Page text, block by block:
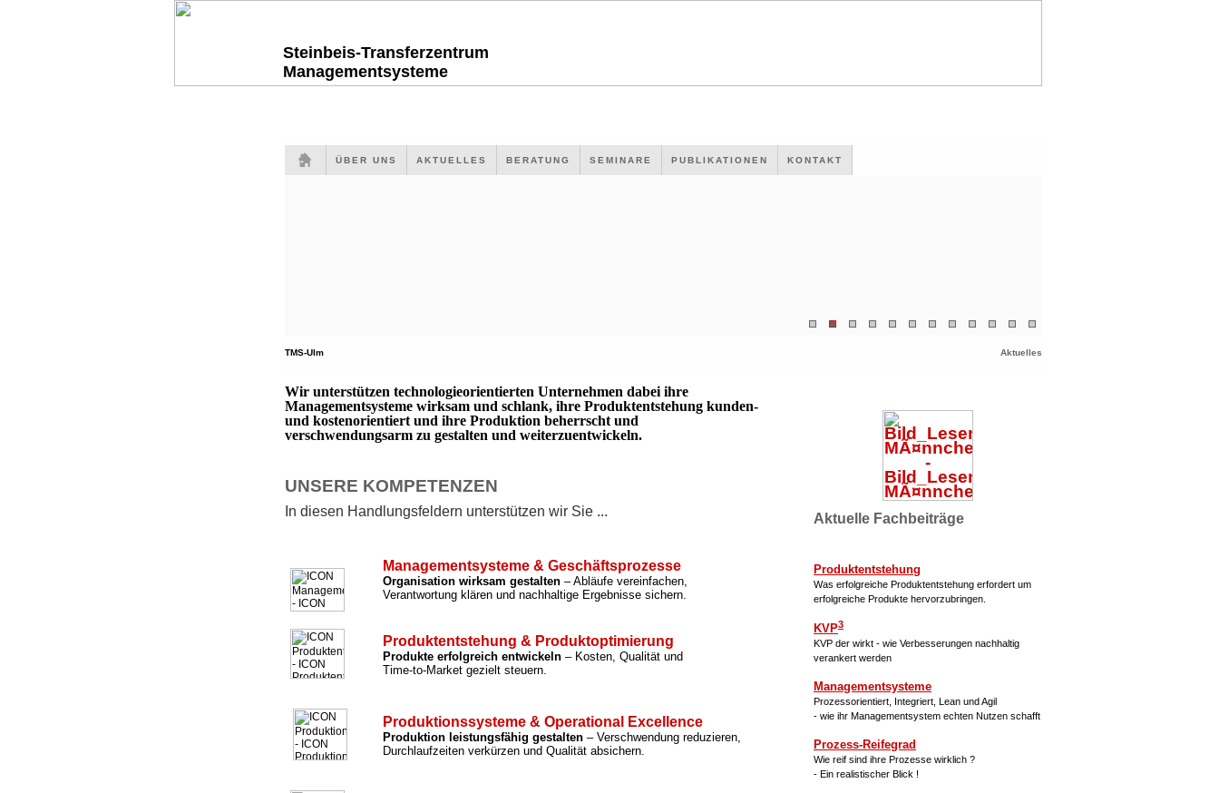
Steinbeis-Transferzentrum
Managementsysteme
ÜBER UNS AKTUELLES BERATUNG SEMINARE PUBLIKATIONEN KONTAKT
TMS-Ulm Aktuelles
Wir unterstützen technologieorientierten Unternehmen dabei ihre
Managementsysteme wirksam und schlank, ihre Produktentstehung kunden-
und kostenorientiert und ihre Produktion beherrscht und
verschwendungsarm zu gestalten und weiterzuentwickeln.
UNSERE KOMPETENZEN
In diesen Handlungsfeldern unterstützen wir Sie ...
Managementsysteme & Geschäftsprozesse
Organisation wirksam gestalten – Abläufe vereinfachen,
Verantwortung klären und nachhaltige Ergebnisse sichern.
Produktentstehung & Produktoptimierung
Produkte erfolgreich entwickeln – Kosten, Qualität und
Time-to-Market gezielt steuern.
Produktionssysteme & Operational Excellence
Produktion leistungsfähig gestalten – Verschwendung reduzieren,
Durchlaufzeiten verkürzen und Qualität absichern.
Aktuelle Fachbeiträge
Produktentstehung
Was erfolgreiche Produktentstehung erfordert um
erfolgreiche Produkte hervorzubringen.
KVP3
KVP der wirkt - wie Verbesserungen nachhaltig
verankert werden
Managementsysteme
Prozessorientiert, Integriert, Lean und Agil
- wie ihr Managementsystem echten Nutzen schafft
Prozess-Reifegrad
Wie reif sind ihre Prozesse wirklich ?
- Ein realistischer Blick !